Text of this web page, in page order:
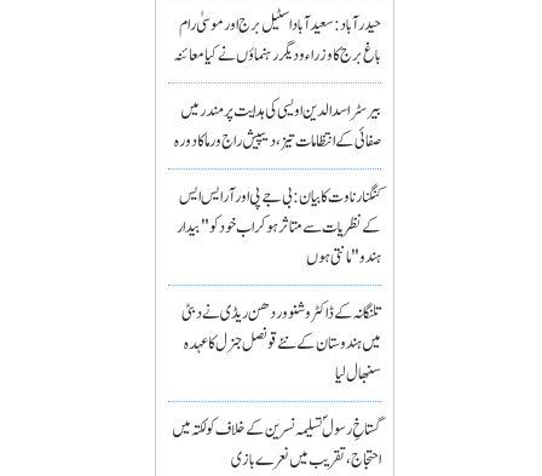
حیدرآباد: سعیدآباد اسٹیل برج اور موسیٰ رام
باغ برج کا وزراء و دیگر رہنماؤں نے کیا معائنہ
بیرسٹر اسدالدین اویسی کی ہدایت پر مندر میں
صفائی کے انتظامات تیز، دیپیش راج ورما کا دورہ
کنگنا رناوت کا بیان: بی جے پی اور آر ایس ایس
کے نظریات سے متاثر ہو کر اب خود کو "بیدار
ہندو" مانتی ہوں
تلنگانہ کے ڈاکٹر وشنو وردھن ریڈی نے دبئی
میں ہندوستان کے نئے قونصل جنرل کا عہدہ
سنبھال لیا
گستاخِ رسولؐ تسلیمہ نسرین کے خلاف کولکتہ میں
احتجاج، تقریب میں نعرے بازی